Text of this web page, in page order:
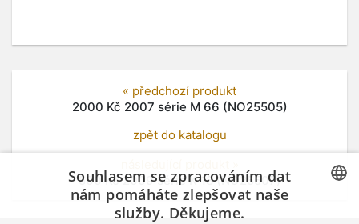
« předchozí produkt
2000 Kč 2007 série M 66 (NO25505)
zpět do katalogu
500 Kč 2009 série K 18 (NO25507)
Souhlasem se zpracováním dat
nám pomáháte zlepšovat naše
služby. Děkujeme.